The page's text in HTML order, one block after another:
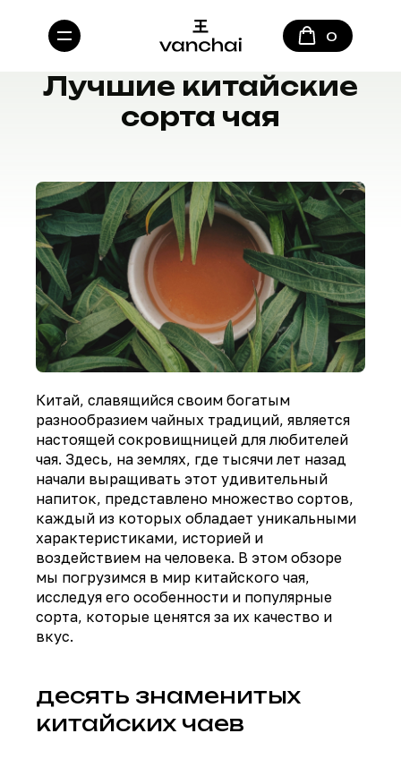
0
Лучшие китайские
сорта чая
Китай, славящийся своим богатым
разнообразием чайных традиций, является
настоящей сокровищницей для любителей
чая. Здесь, на землях, где тысячи лет назад
начали выращивать этот удивительный
напиток, представлено множество сортов,
каждый из которых обладает уникальными
характеристиками, историей и
воздействием на человека. В этом обзоре
мы погрузимся в мир китайского чая,
исследуя его особенности и популярные
сорта, которые ценятся за их качество и
вкус.
десять знаменитых
китайских чаев